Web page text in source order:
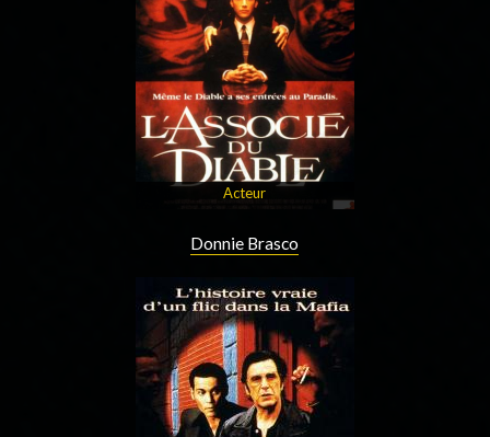
Acteur
Donnie Brasco